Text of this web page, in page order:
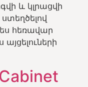
և կլրացվի
հեռավար